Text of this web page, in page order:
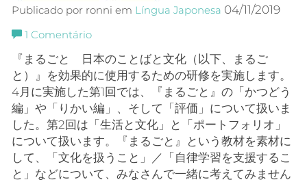
Publicado por ronni em Língua Japonesa 04/11/2019
1 Comentário
『まるごと 日本のことばと文化（以下、まるご
と）』を効果的に使用するための研修を実施します。
4月に実施した第1回では、『まるごと』の「かつどう
編」や「りかい編」、そして「評価」について扱いま
した。第2回は「生活と文化」と「ポートフォリオ」
について扱います。『まるごと』という教材を素材に
して、「文化を扱うこと」／「自律学習を支援するこ
と」などについて、みなさんで一緒に考えてみません